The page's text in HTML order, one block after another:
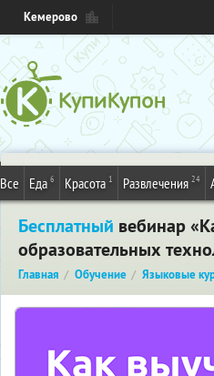
Кемерово
Все Еда 6 Красота 1 Развлечения 24
Бесплатный вебинар
образовательных
Главная Обучение Языковые